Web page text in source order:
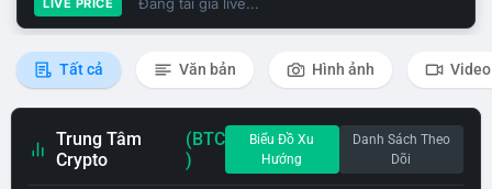
Tất cả Văn bản Hình ảnh Video
Trung Tâm
Crypto
(BTC
)
Biểu Đồ Xu
Hướng
Danh Sách Theo
Dõi